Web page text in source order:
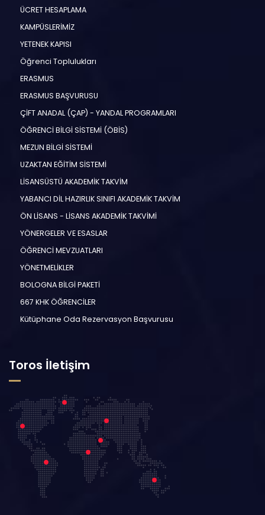
ÜCRET HESAPLAMA
KAMPÜSLERİMİZ
YETENEK KAPISI
Öğrenci Toplulukları
ERASMUS
ERASMUS BAŞVURUSU
ÇİFT ANADAL (ÇAP) - YANDAL PROGRAMLARI
ÖĞRENCİ BİLGİ SİSTEMİ (ÖBİS)
MEZUN BİLGİ SİSTEMİ
UZAKTAN EĞİTİM SİSTEMİ
LİSANSÜSTÜ AKADEMİK TAKVİM
YABANCI DİL HAZIRLIK SINIFI AKADEMİK TAKVİM
ÖN LİSANS - LİSANS AKADEMİK TAKVİMİ
YÖNERGELER VE ESASLAR
ÖĞRENCİ MEVZUATLARI
YÖNETMELİKLER
BOLOGNA BİLGİ PAKETİ
667 KHK ÖĞRENCİLER
Kütüphane Oda Rezervasyon Başvurusu
Toros İletişim